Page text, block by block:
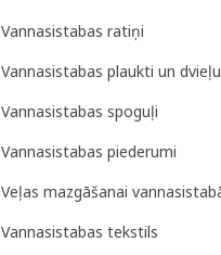
Vannasistabas ratiņi
Vannasistabas plaukti un
Vannasistabas spoguļi
Vannasistabas piederumi
Veļas mazgāšanai
Vannasistabas tekstils